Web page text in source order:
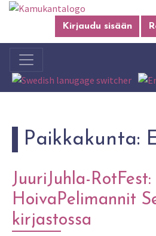
Kirjaudu sisään
Paikkakunta:
JuuriJuhla-RotFest:
HoivaPelimannit
kirjastossa